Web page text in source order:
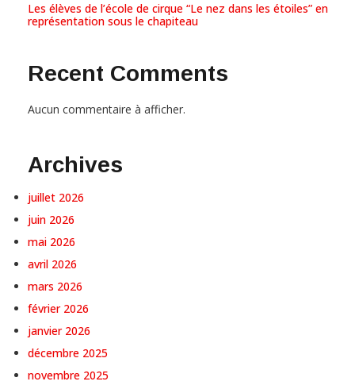
Les élèves de l’école de cirque “Le nez dans les étoiles” en
représentation sous le chapiteau
Recent Comments
Aucun commentaire à afficher.
Archives
juillet 2026
juin 2026
mai 2026
avril 2026
mars 2026
février 2026
janvier 2026
décembre 2025
novembre 2025